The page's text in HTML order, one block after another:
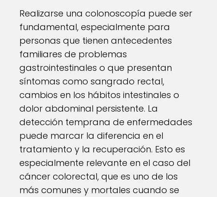
Realizarse una colonoscopía puede ser
fundamental, especialmente para
personas que tienen antecedentes
familiares de problemas
gastrointestinales o que presentan
síntomas como sangrado rectal,
cambios en los hábitos intestinales o
dolor abdominal persistente. La
detección temprana de enfermedades
puede marcar la diferencia en el
tratamiento y la recuperación. Esto es
especialmente relevante en el caso del
cáncer colorectal, que es uno de los
más comunes y mortales cuando se